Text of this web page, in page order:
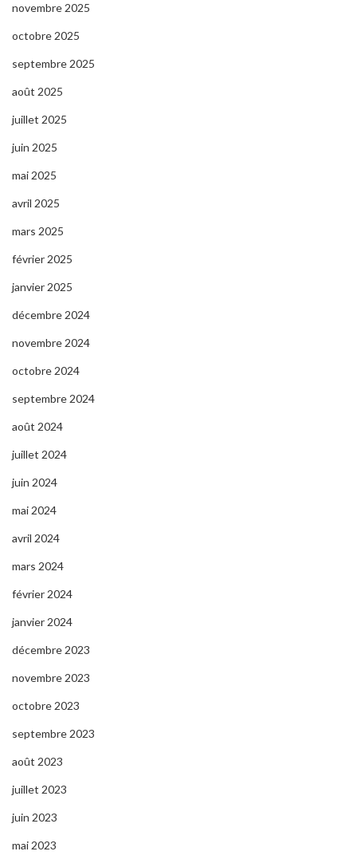
novembre 2025
octobre 2025
septembre 2025
août 2025
juillet 2025
juin 2025
mai 2025
avril 2025
mars 2025
février 2025
janvier 2025
décembre 2024
novembre 2024
octobre 2024
septembre 2024
août 2024
juillet 2024
juin 2024
mai 2024
avril 2024
mars 2024
février 2024
janvier 2024
décembre 2023
novembre 2023
octobre 2023
septembre 2023
août 2023
juillet 2023
juin 2023
mai 2023